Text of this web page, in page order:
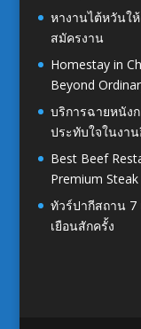
หางานไต้หวันใ
สมัครงาน
Homestay in
Beyond
บริการฉายหนัง
ประทับใจในงา
Best Beef
Premium
ทัวร์ปากีสถาน 7
เยือนสักครั้ง